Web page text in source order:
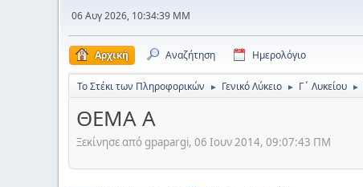
06 Αυγ 2026, 10:34:39 ΜΜ
Αρχική Αναζήτηση Ημερολόγιο
Το Στέκι των Πληροφορικών ► Γενικό Λύκειο ► Γ΄ Λυκείου ►
ΘΕΜΑ Α
Ξεκίνησε από gpapargi, 06 Ιουν 2014, 09:07:43 ΠΜ